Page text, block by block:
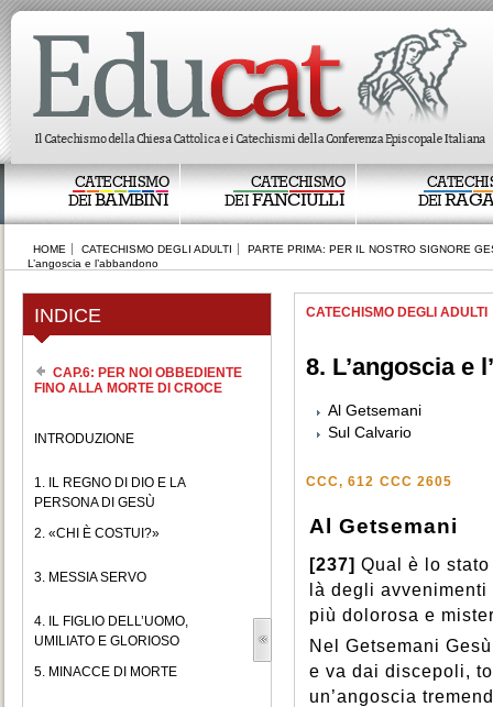
CATECHISMO
DEIBAMBINI
CATECHISMO
DEIFANCIULLI
DEI
HOME CATECHISMO DEGLI ADULTI
PARTE PRIMA: PER IL NOSTRO SIGNORE
L’angoscia e l’abbandono
INDICE
CAP.6: PER NOI OBBEDIENTE
FINO ALLA MORTE DI CROCE
INTRODUZIONE
1. IL REGNO DI DIO E LA
PERSONA DI GESÙ
2. «CHI È COSTUI?»
3. MESSIA SERVO
4. IL FIGLIO DELL’UOMO,
UMILIATO E GLORIOSO
5. MINACCE DI MORTE
CATECHISMO DEGLI ADULTI
8. L’angoscia e
Al Getsemani
Sul Calvario
CCC, 612 CCC 2605
Al Getsemani
[237] Qual è lo
là degli
più dolorosa e
Nel Getsemani
e va dai discepoli,
un’angoscia